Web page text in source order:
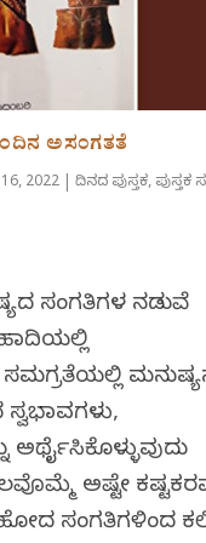
ಅಸಂಗತತೆ
2022 |ದಿನದ ಪುಸ್ತಕ, ಪುಸ್ತಕ
ಸಂಗತಿಗಳ ನಡುವೆ
ಸಮಗ್ರತೆಯಲ್ಲಿ
ಅರ್ಥೈಸಿಕೊಳ್ಳುವುದು
ಅಷ್ಟೇ
ಸಂಗತಿಗಳಿಂದ